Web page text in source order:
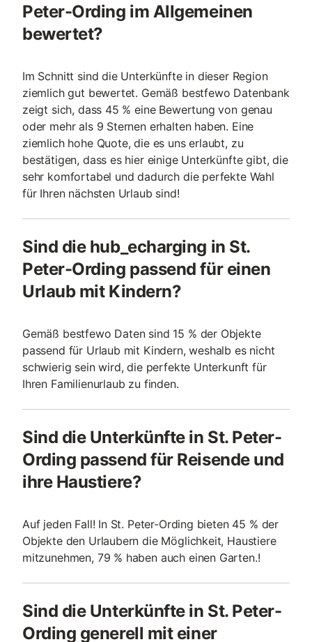
Peter-Ording im Allgemeinen
bewertet?
Im Schnitt sind die Unterkünfte in dieser Region
ziemlich gut bewertet. Gemäß bestfewo Datenbank
zeigt sich, dass 45 % eine Bewertung von genau
oder mehr als 9 Sternen erhalten haben. Eine
ziemlich hohe Quote, die es uns erlaubt, zu
bestätigen, dass es hier einige Unterkünfte gibt, die
sehr komfortabel und dadurch die perfekte Wahl
für Ihren nächsten Urlaub sind!
Sind die hub_echarging in St.
Peter-Ording passend für einen
Urlaub mit Kindern?
Gemäß bestfewo Daten sind 15 % der Objekte
passend für Urlaub mit Kindern, weshalb es nicht
schwierig sein wird, die perfekte Unterkunft für
Ihren Familienurlaub zu finden.
Sind die Unterkünfte in St. Peter-
Ording passend für Reisende und
ihre Haustiere?
Auf jeden Fall! In St. Peter-Ording bieten 45 % der
Objekte den Urlaubern die Möglichkeit, Haustiere
mitzunehmen, 79 % haben auch einen Garten.!
Sind die Unterkünfte in St. Peter-
Ording generell mit einer